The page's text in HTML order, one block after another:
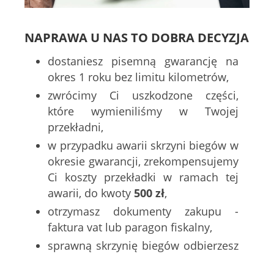
NAPRAWA U NAS TO DOBRA DECYZJA
dostaniesz pisemną gwarancję na
okres 1 roku bez limitu kilometrów,
zwrócimy Ci uszkodzone części,
które wymieniliśmy w Twojej
przekładni,
w przypadku awarii skrzyni biegów w
okresie gwarancji, zrekompensujemy
Ci koszty przekładki w ramach tej
awarii, do kwoty500 zł,
otrzymasz dokumenty zakupu -
faktura vat lub paragon fiskalny,
sprawną skrzynię biegów odbierzesz